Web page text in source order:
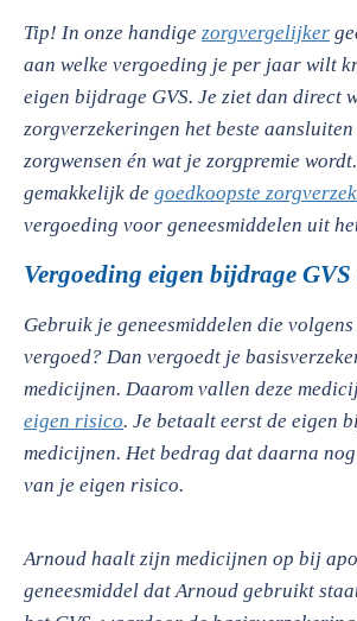
Tip! In onze handige zorgvergelijker
aan welke vergoeding je per jaar wilt
eigen bijdrage GVS. Je ziet dan direct
zorgverzekeringen het beste
zorgwensen én wat je zorgpremie
gemakkelijk de goedkoopste
vergoeding voor geneesmiddelen uit
Vergoeding eigen bijdrage
Gebruik je geneesmiddelen die volgens
vergoed? Dan vergoedt je
medicijnen. Daarom vallen deze
eigen risico. Je betaalt eerst de eigen
medicijnen. Het bedrag dat daarna
van je eigen risico.
Arnoud haalt zijn medicijnen op bij
geneesmiddel dat Arnoud gebruikt